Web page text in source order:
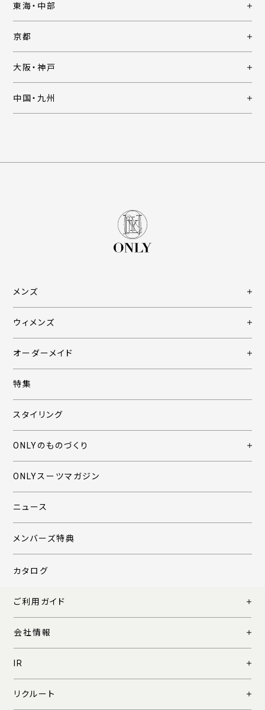
東海・中部
京都
大阪・神戸
中国・九州
メンズ
ウィメンズ
オーダーメイド
特集
スタイリング
ONLYのものづくり
ONLYスーツマガジン
ニュース
メンバーズ特典
カタログ
ご利用ガイド
会社情報
IR
リクルート